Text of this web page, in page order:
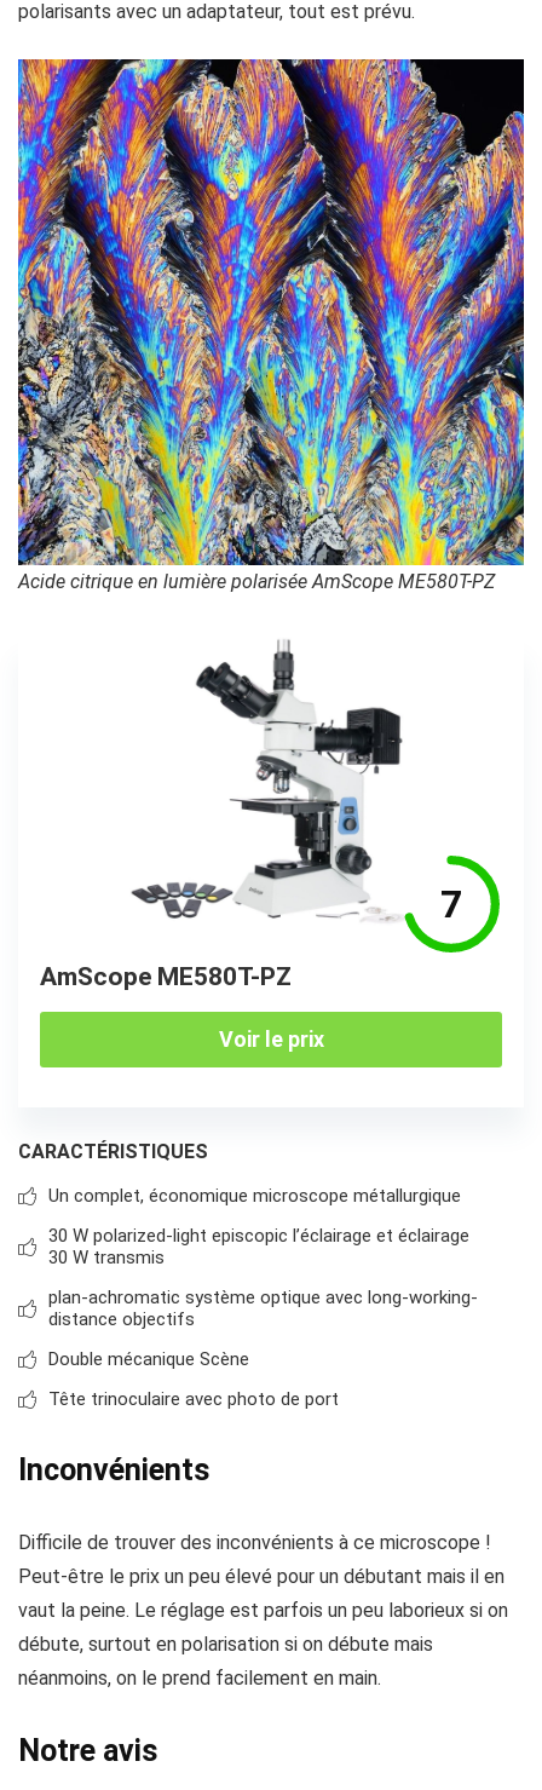
polarisants avec un adaptateur, tout est prévu.
Acide citrique en lumière polarisée AmScope ME580T-PZ
7
AmScope ME580T-PZ
Voir le prix
CARACTÉRISTIQUES
Un complet, économique microscope métallurgique
30 W polarized-light episcopic l’éclairage et éclairage
30 W transmis
plan-achromatic système optique avec long-working-
distance objectifs
Double mécanique Scène
Tête trinoculaire avec photo de port
Inconvénients
Difficile de trouver des inconvénients à ce microscope !
Peut-être le prix un peu élevé pour un débutant mais il en
vaut la peine. Le réglage est parfois un peu laborieux si on
débute, surtout en polarisation si on débute mais
néanmoins, on le prend facilement en main.
Notre avis